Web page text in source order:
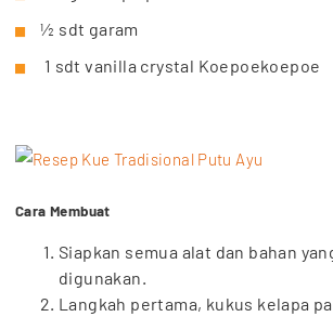
½ sdt garam
1 sdt vanilla crystal Koepoekoepoe
Cara Membuat
Siapkan semua alat dan bahan
digunakan.
Langkah pertama, kukus kelapa